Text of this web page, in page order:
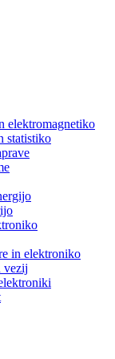
elektromagnetiko
statistiko
in elektroniko
vezij